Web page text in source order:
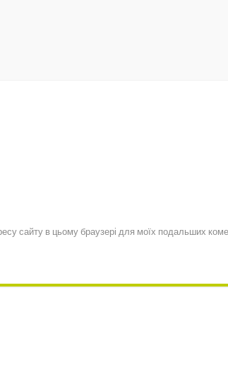
сайту в цьому браузері для моїх подальших